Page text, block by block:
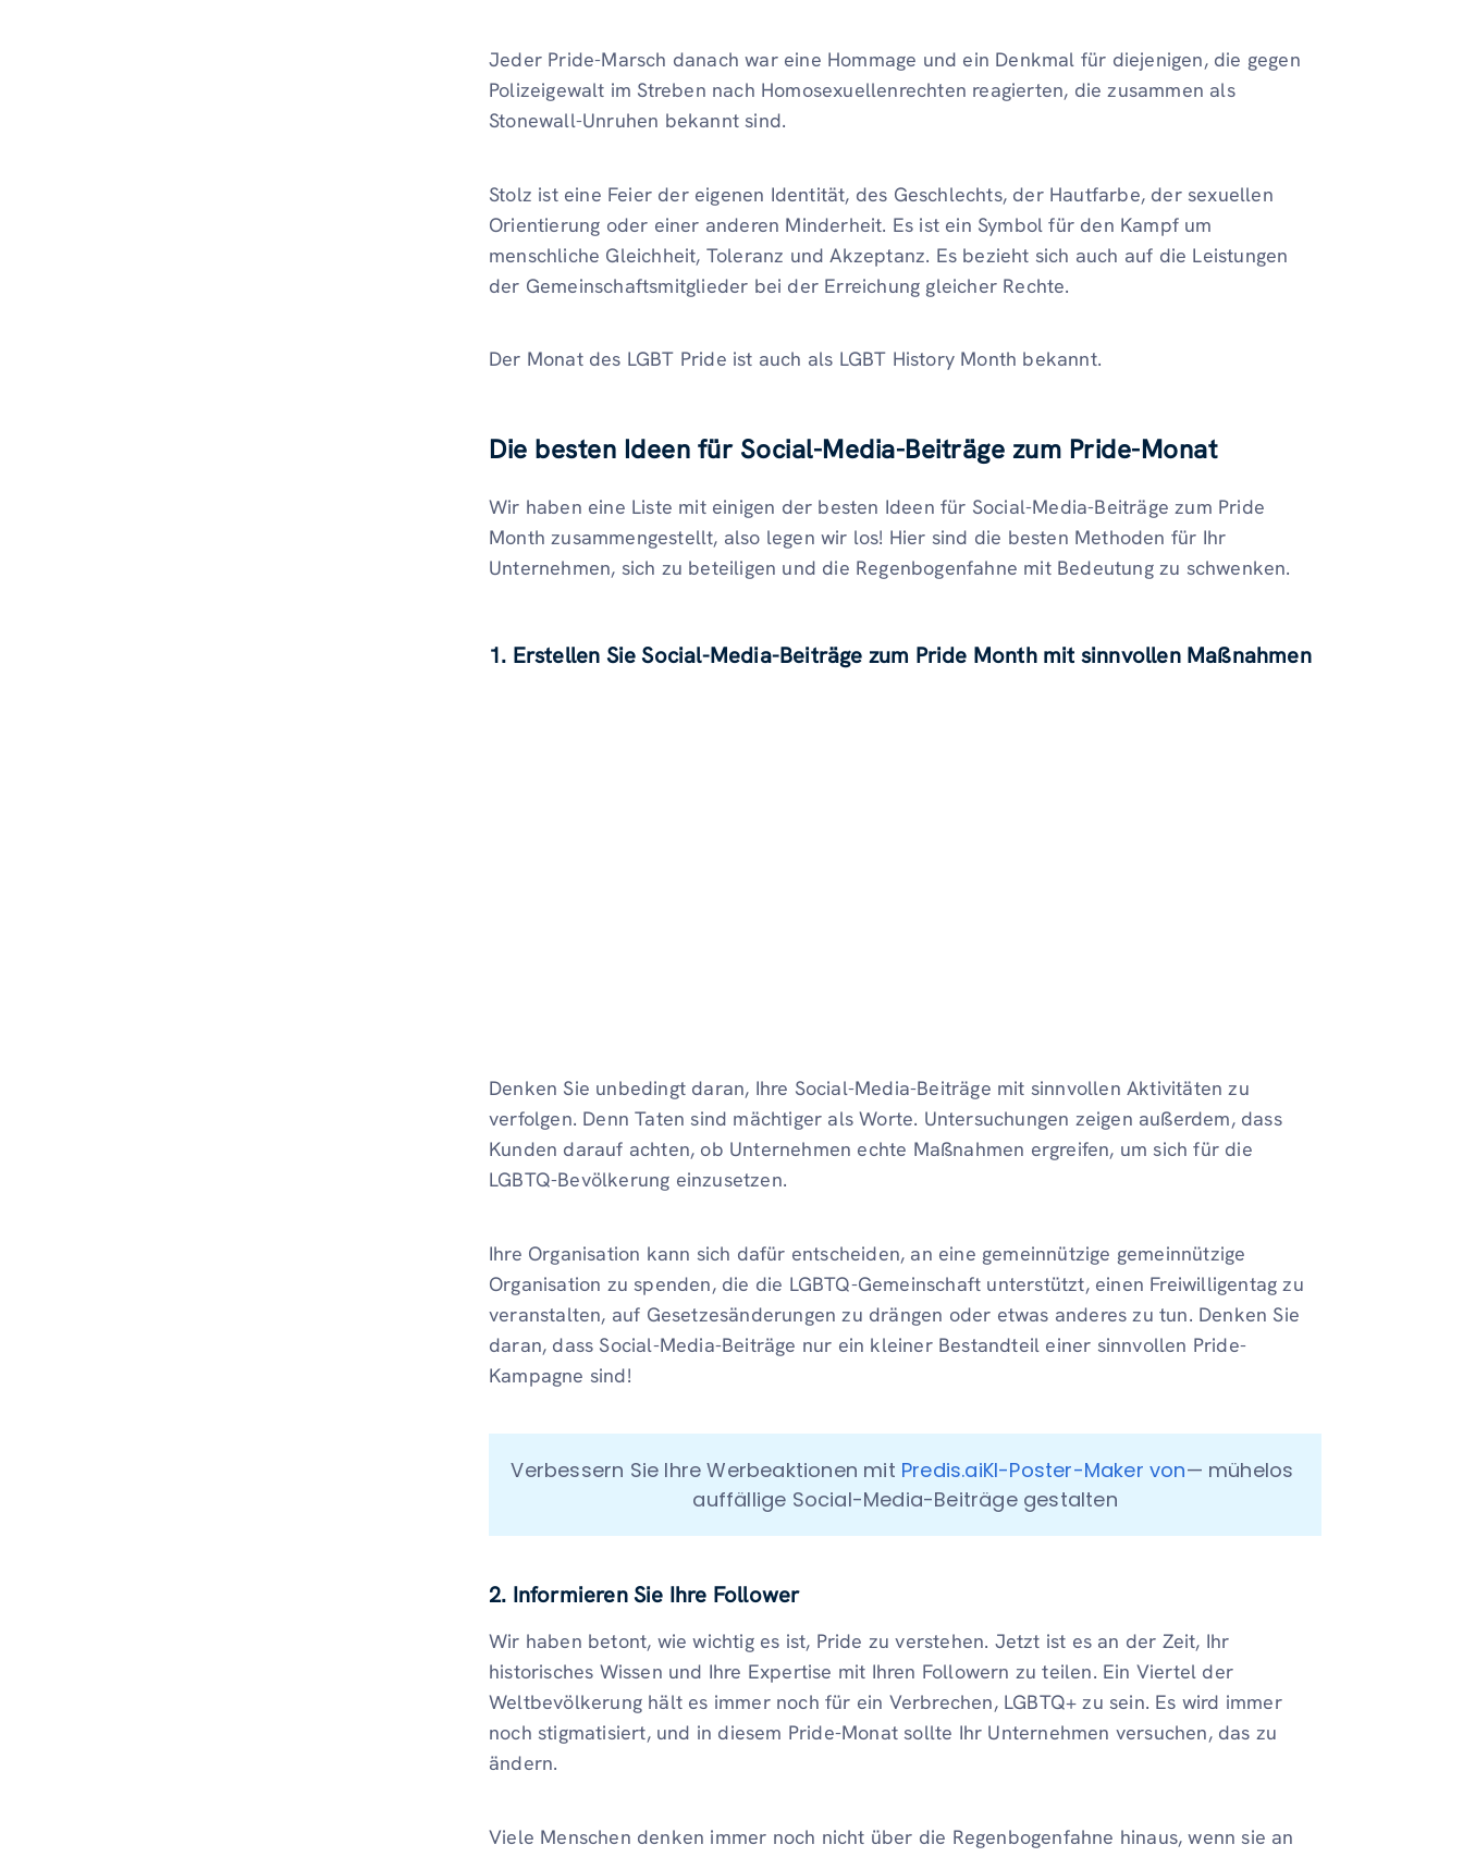
Jeder Pride-Marsch danach war eine Hommage und ein Denkmal für diejenigen, die gegen
Polizeigewalt im Streben nach Homosexuellenrechten reagierten, die zusammen als
Stonewall-Unruhen bekannt sind.
Stolz ist eine Feier der eigenen Identität, des Geschlechts, der Hautfarbe, der sexuellen
Orientierung oder einer anderen Minderheit. Es ist ein Symbol für den Kampf um
menschliche Gleichheit, Toleranz und Akzeptanz. Es bezieht sich auch auf die Leistungen
der Gemeinschaftsmitglieder bei der Erreichung gleicher Rechte.
Der Monat des LGBT Pride ist auch als LGBT History Month bekannt.
Die besten Ideen für Social-Media-Beiträge zum Pride-Monat
Wir haben eine Liste mit einigen der besten Ideen für Social-Media-Beiträge zum Pride
Month zusammengestellt, also legen wir los! Hier sind die besten Methoden für Ihr
Unternehmen, sich zu beteiligen und die Regenbogenfahne mit Bedeutung zu schwenken.
1. Erstellen Sie Social-Media-Beiträge zum Pride Month mit sinnvollen Maßnahmen
Denken Sie unbedingt daran, Ihre Social-Media-Beiträge mit sinnvollen Aktivitäten zu
verfolgen. Denn Taten sind mächtiger als Worte. Untersuchungen zeigen außerdem, dass
Kunden darauf achten, ob Unternehmen echte Maßnahmen ergreifen, um sich für die
LGBTQ-Bevölkerung einzusetzen.
Ihre Organisation kann sich dafür entscheiden, an eine gemeinnützige gemeinnützige
Organisation zu spenden, die die LGBTQ-Gemeinschaft unterstützt, einen Freiwilligentag zu
veranstalten, auf Gesetzesänderungen zu drängen oder etwas anderes zu tun. Denken Sie
daran, dass Social-Media-Beiträge nur ein kleiner Bestandteil einer sinnvollen Pride-
Kampagne sind!
Verbessern Sie Ihre Werbeaktionen mit Predis.aiKI-Poster-Maker von— mühelos
auffällige Social-Media-Beiträge gestalten
2. Informieren Sie Ihre Follower
Wir haben betont, wie wichtig es ist, Pride zu verstehen. Jetzt ist es an der Zeit, Ihr
historisches Wissen und Ihre Expertise mit Ihren Followern zu teilen. Ein Viertel der
Weltbevölkerung hält es immer noch für ein Verbrechen, LGBTQ+ zu sein. Es wird immer
noch stigmatisiert, und in diesem Pride-Monat sollte Ihr Unternehmen versuchen, das zu
ändern.
Viele Menschen denken immer noch nicht über die Regenbogenfahne hinaus, wenn sie an